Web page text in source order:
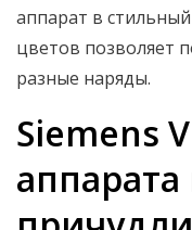
аппарат в стильный
цветов позволяет
разные наряды.
Siemens